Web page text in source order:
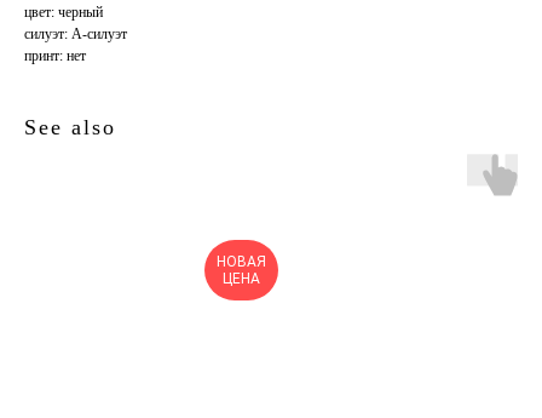
цвет: черный
силуэт: А-силуэт
принт: нет
See also
НОВАЯ
ЦЕНА